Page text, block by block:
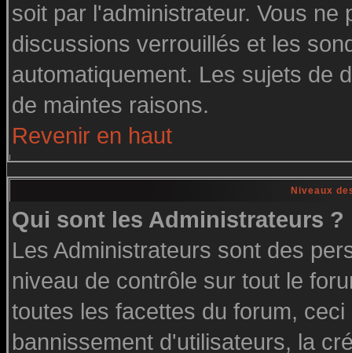
soit par l'administrateur. Vous
discussions verrouillés et les
automatiquement. Les sujets de
de maintes raisons.
Revenir en haut
Niveaux
Qui sont les Administrateurs ?
Les Administrateurs sont des
niveau de contrôle sur tout le
toutes les facettes du forum,
bannissement d'utilisateurs, la